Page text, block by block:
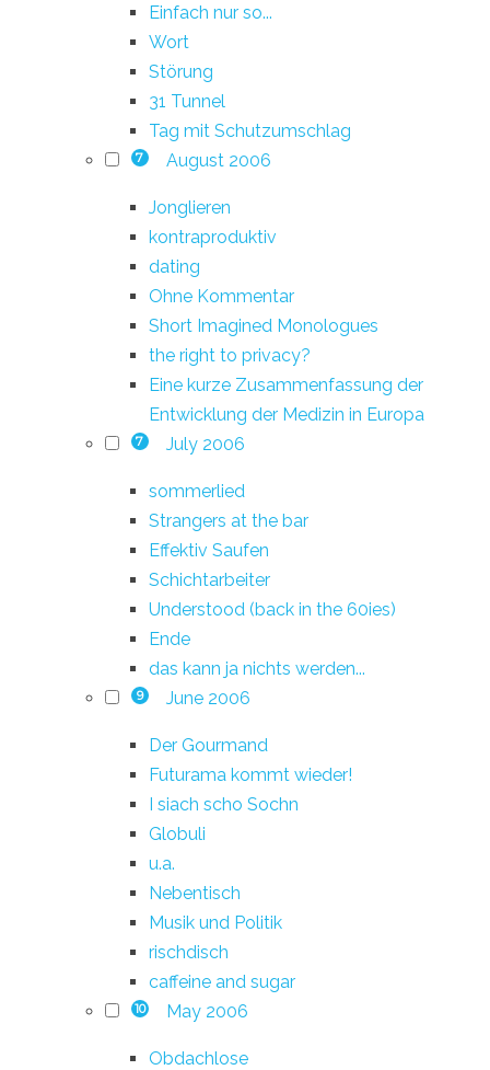
Einfach nur so...
Wort
Störung
31 Tunnel
Tag mit Schutzumschlag
7 August 2006
Jonglieren
kontraproduktiv
dating
Ohne Kommentar
Short Imagined Monologues
the right to privacy?
Eine kurze Zusammenfassung der
Entwicklung der Medizin in Europa
7 July 2006
sommerlied
Strangers at the bar
Effektiv Saufen
Schichtarbeiter
Understood (back in the 60ies)
Ende
das kann ja nichts werden...
9 June 2006
Der Gourmand
Futurama kommt wieder!
I siach scho Sochn
Globuli
u.a.
Nebentisch
Musik und Politik
rischdisch
caffeine and sugar
10 May 2006
Obdachlose